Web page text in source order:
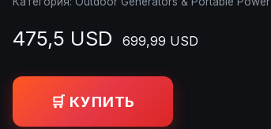
475,5 USD 699,99 USD
🛒 КУПИТЬ